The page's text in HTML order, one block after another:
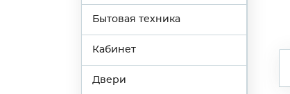
Бытовая техника
Кабинет
Двери